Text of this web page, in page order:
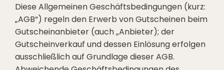
Diese Allgemeinen Geschäftsbedingungen (kurz:
„AGB“) regeln den Erwerb von Gutscheinen beim
Gutscheinanbieter (auch „Anbieter); der
Gutscheinverkauf und dessen Einlösung erfolgen
ausschließlich auf Grundlage dieser AGB.